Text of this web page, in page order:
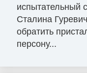
испытательный
Сталина
обратить
персону...